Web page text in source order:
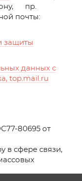
пр.
почты:
защиты
данных с
top.mail.ru
80695 от
в сфере связи,